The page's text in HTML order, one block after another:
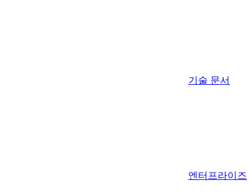
기술 문서
엔터프라이즈